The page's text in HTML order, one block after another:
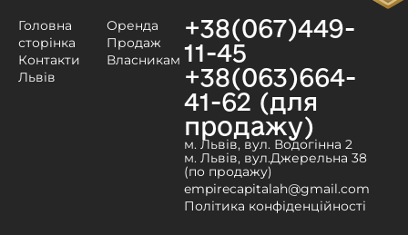
Головна
сторінка
Контакти
Львів
Оренда
Продаж
Власникам
+38(067)449-
11-45
+38(063)664-
41-62 (для
продажу)
м. Львів, вул. Водогінна 2
м. Львів, вул.Джерельна 38
(по продажу)
empirecapitalah@gmail.com
Політика конфіденційності